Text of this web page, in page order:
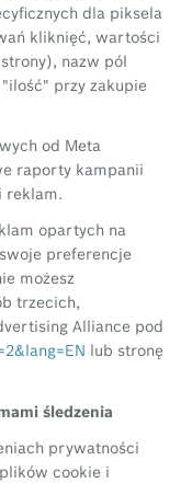
dla piksela
kliknięć, wartości
nazw pól
przy zakupie
od Meta
raporty kampanii
reklam.
opartych na
preferencje
możesz
trzecich,
Alliance pod
lub stronę
śledzenia
prywatności
cookie i